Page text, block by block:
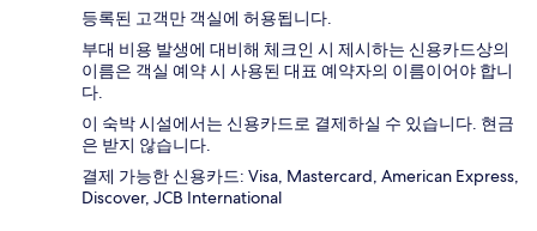
등록된 고객만 객실에 허용됩니다.
부대 비용 발생에 대비해 체크인 시 제시하는 신용카드상의
이름은 객실 예약 시 사용된 대표 예약자의 이름이어야 합니
다.
이 숙박 시설에서는 신용카드로 결제하실 수 있습니다. 현금
은 받지 않습니다.
결제 가능한 신용카드: Visa, Mastercard, American Express,
Discover, JCB International